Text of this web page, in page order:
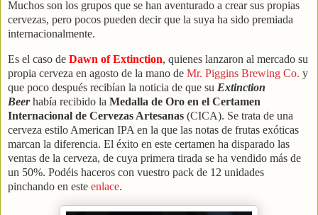
Muchos son los grupos que se han aventurado a crear sus propias
cervezas, pero pocos pueden decir que la suya ha sido premiada
internacionalmente.
Es el caso de Dawn of Extinction, quienes lanzaron al mercado su
propia cerveza en agosto de la mano de Mr. Piggins Brewing Co. y
que poco después recibían la noticia de que su Extinction
Beerhabía recibido la Medalla de Oro en el Certamen
Internacional de Cervezas Artesanas (CICA). Se trata de una
cerveza estilo American IPA en la que las notas de frutas exóticas
marcan la diferencia. El éxito en este certamen ha disparado las
ventas de la cerveza, de cuya primera tirada se ha vendido más de
un 50%. Podéis haceros con vuestro pack de 12 unidades
pinchando en este enlace.